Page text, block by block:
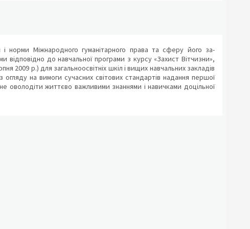
норми Міжнародного гуманітарного права та сферу його за-
до навчальної програми з курсу «Захист Вітчизни»,
2009 р.) для загальноосвітніх шкіл і вищих навчальних закладів
огляду на вимоги сучасних світових стандартів надання першої
оволодіти життєво важливими знаннями і навичками доцільної